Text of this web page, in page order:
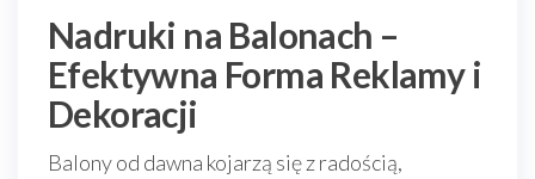
Nadruki na Balonach –
Efektywna Forma Reklamy i
Dekoracji
Balony od dawna kojarzą się z radością,